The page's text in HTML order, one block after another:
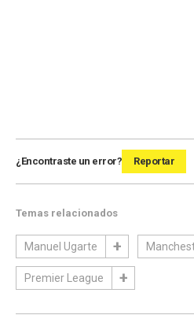
¿Encontraste un error? Reportar
Temas relacionados
Manuel Ugarte
Premier League